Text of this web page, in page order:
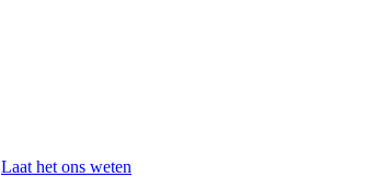
Laat het ons weten